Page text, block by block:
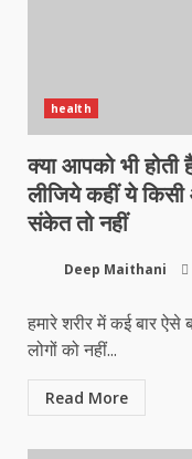
health
क्या आपको भी होती
लीजिये कहीं ये
संकेत तो नहीं
Deep Maithani
हमारे शरीर में कई बार
लोगों को नहीं...
Read More